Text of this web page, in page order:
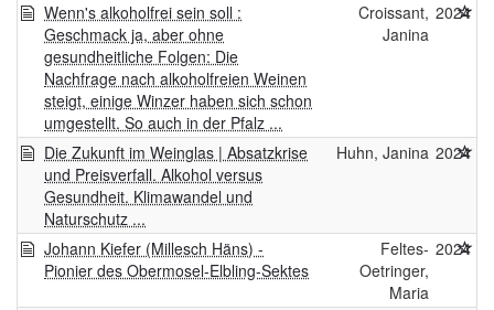
Wenn's alkoholfrei sein soll :
Geschmack ja, aber ohne
gesundheitliche Folgen: Die
Nachfrage nach alkoholfreien Weinen
steigt, einige Winzer haben sich schon
umgestellt. So auch in der Pfalz ...
Croissant,
Janina
2024
Die Zukunft im Weinglas | Absatzkrise
und Preisverfall. Alkohol versus
Gesundheit. Klimawandel und
Naturschutz ...
Huhn, Janina 2024
Johann Kiefer (Millesch Häns) -
Pionier des Obermosel-Elbling-Sektes
Feltes-
Oetringer,
Maria
2024